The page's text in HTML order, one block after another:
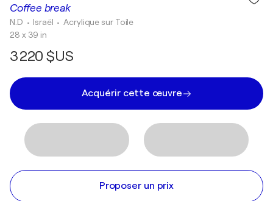
Coffee break
N.D • Israël •Acrylique sur Toile
28 x 39 in
3 220 $US
Acquérir cette œuvre
Proposer un prix